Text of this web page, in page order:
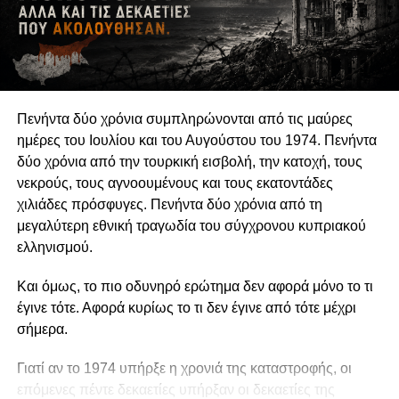
υπερασπίζονται δικαιώματα και να συμβάλλουν στη
διαμόρφωση δημόσιων πολιτικών συνδέεται άμεσα με τη
διατήρηση της οργανωτικής και πνευματικής τους
αυτονομίας.
Η αυτονομία αυτή δεν συνεπάγεται πολιτική
ουδετερότητα. Μια οργάνωση μπορεί θεμιτά να
υποστηρίζει περιβαλλοντικές πολιτικές, κοινωνικά
δικαιώματα, θεσμικές μεταρρυθμίσεις ή συγκεκριμένες
νομοθετικές παρεμβάσεις. Μπορεί επίσης να ασκεί κριτική
στην κυβέρνηση, να συνεργάζεται με αιρετούς
εκπροσώπους ή να συμμετέχει σε διαδικασίες δημόσιας
ανοικτή, συμπεριληπτική και αποτελεσματική συμμετοχή
της κοινωνίας των πολιτών ως συστατικό στοιχείο της
δημοκρατικής διακυβέρνησης. Η πολιτική
δραστηριοποίηση, επομένως, δεν αναιρεί την ανεξαρτησία
μιας οργάνωσης, εφόσον είναι διαφανής, συμβατή με τον
Πενήντα δύο χρόνια συμπληρώνονται από τις μαύρες
ημέρες του Ιουλίου και του Αυγούστου του 1974. Πενήντα
δύο χρόνια από την τουρκική εισβολή, την κατοχή, τους
νεκρούς, τους αγνοουμένους και τους εκατοντάδες
χιλιάδες πρόσφυγες. Πενήντα δύο χρόνια από τη
μεγαλύτερη εθνική τραγωδία του σύγχρονου κυπριακού
ελληνισμού.
Και όμως, το πιο οδυνηρό ερώτημα δεν αφορά μόνο το τι
έγινε τότε. Αφορά κυρίως το τι δεν έγινε από τότε μέχρι
σήμερα.
Γιατί αν το 1974 υπήρξε η χρονιά της καταστροφής, οι
επόμενες πέντε δεκαετίες υπήρξαν οι δεκαετίες της